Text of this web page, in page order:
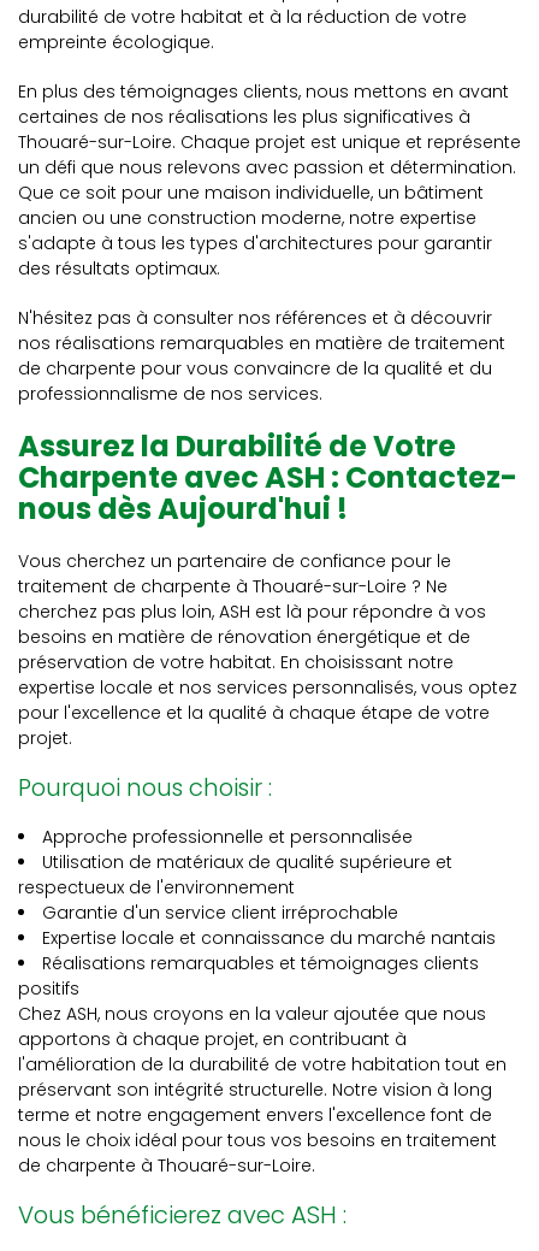
durabilité de votre habitat et à la réduction de votre
empreinte écologique.
En plus des témoignages clients, nous mettons en avant
certaines de nos réalisations les plus significatives à
Thouaré-sur-Loire. Chaque projet est unique et représente
un défi que nous relevons avec passion et détermination.
Que ce soit pour une maison individuelle, un bâtiment
ancien ou une construction moderne, notre expertise
s'adapte à tous les types d'architectures pour garantir
des résultats optimaux.
N'hésitez pas à consulter nos références et à découvrir
nos réalisations remarquables en matière de traitement
de charpente pour vous convaincre de la qualité et du
professionnalisme de nos services.
Assurez la Durabilité de Votre
Charpente avec ASH : Contactez-
nous dès Aujourd'hui !
Vous cherchez un partenaire de confiance pour le
traitement de charpente à Thouaré-sur-Loire ? Ne
cherchez pas plus loin, ASH est là pour répondre à vos
besoins en matière de rénovation énergétique et de
préservation de votre habitat. En choisissant notre
expertise locale et nos services personnalisés, vous optez
pour l'excellence et la qualité à chaque étape de votre
projet.
Pourquoi nous choisir :
Approche professionnelle et personnalisée
Utilisation de matériaux de qualité supérieure et
respectueux de l'environnement
Garantie d'un service client irréprochable
Expertise locale et connaissance du marché nantais
Réalisations remarquables et témoignages clients
positifs
Chez ASH, nous croyons en la valeur ajoutée que nous
apportons à chaque projet, en contribuant à
l'amélioration de la durabilité de votre habitation tout en
préservant son intégrité structurelle. Notre vision à long
terme et notre engagement envers l'excellence font de
nous le choix idéal pour tous vos besoins en traitement
de charpente à Thouaré-sur-Loire.
Vous bénéficierez avec ASH :